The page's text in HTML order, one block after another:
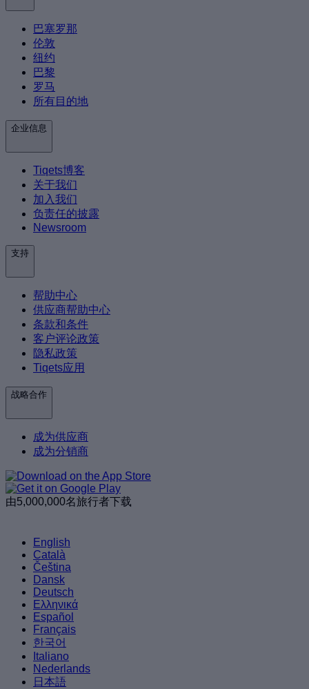
巴塞罗那
伦敦
纽约
巴黎
罗马
所有目的地
企业信息
Tiqets博客
关于我们
加入我们
负责任的披露
Newsroom
支持
帮助中心
供应商帮助中心
条款和条件
客户评论政策
隐私政策
Tiqets应用
战略合作
成为供应商
成为分销商
由5,000,000名旅行者下载
English
Català
Čeština
Dansk
Deutsch
Ελληνικά
Español
Français
한국어
Italiano
Nederlands
日本語